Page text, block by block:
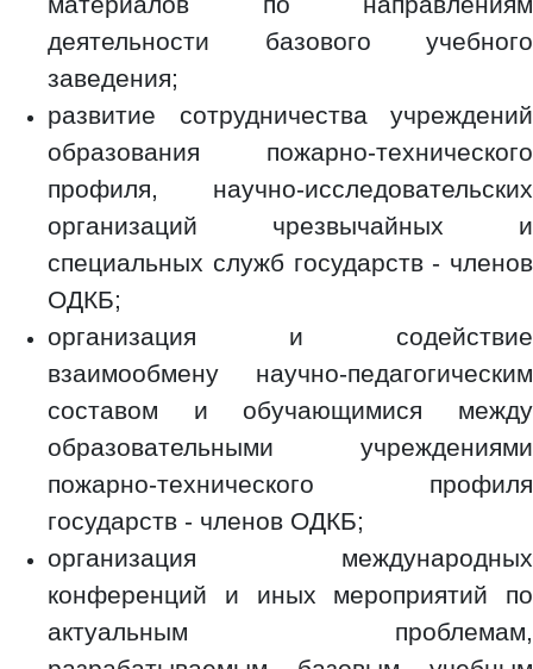
деятельности базового учебного
заведения;
развитие сотрудничества учреждений
образования пожарно-технического
профиля, научно-исследовательских
организаций чрезвычайных и
специальных служб государств - членов
ОДКБ;
организация и содействие
взаимообмену научно-педагогическим
составом и обучающимися между
образовательными учреждениями
пожарно-технического профиля
государств - членов ОДКБ;
организация международных
конференций и иных мероприятий по
актуальным проблемам,